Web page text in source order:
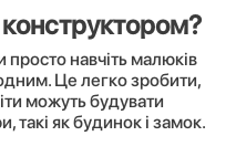
навчіть малюків
Це легко зробити,
можуть будувати
такі як будинок і замок.